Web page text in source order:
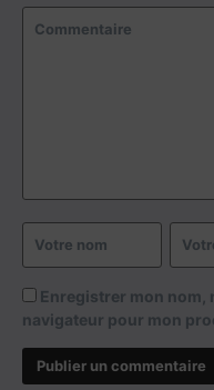
Enregistrer mon nom,
navigateur pour mon